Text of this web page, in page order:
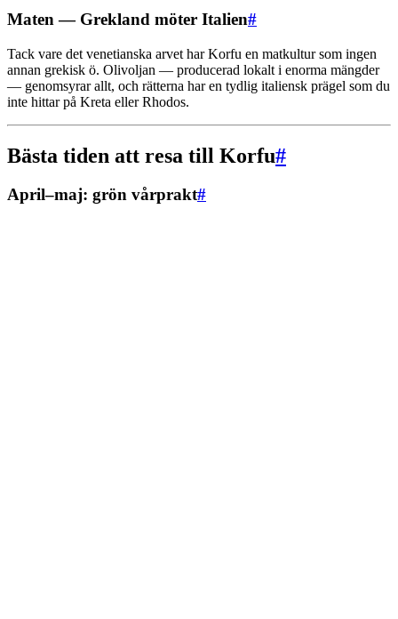
Maten — Grekland möter Italien#
Tack vare det venetianska arvet har Korfu en matkultur som ingen
annan grekisk ö. Olivoljan — producerad lokalt i enorma mängder
— genomsyrar allt, och rätterna har en tydlig italiensk prägel som du
inte hittar på Kreta eller Rhodos.
Bästa tiden att resa till Korfu#
April–maj: grön vårprakt#